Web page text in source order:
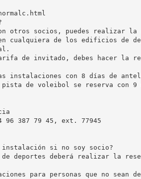
otros socios, puedes realizar
cualquiera de los edificios de
de invitado, debes hacer la
instalaciones con 8 días de
de voleibol se reserva con 9
instalación si no soy socio?
deportes deberá realizar la
para personas que no sean de